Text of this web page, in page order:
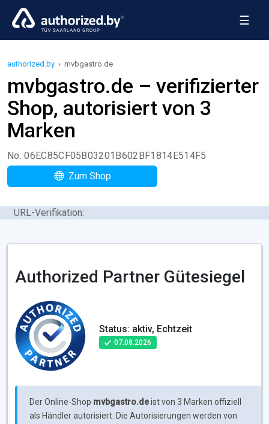
☰
authorized.by › mvbgastro.de
mvbgastro.de – verifizierter
Shop, autorisiert von 3
Marken
No. 06EC85CF05B03201B602BF1814E514F5
Zum Shop
URL-Verifikation:
Authorized Partner Gütesiegel
Status: aktiv, Echtzeit
07.08.2026
Der Online-Shop mvbgastro.deist von 3 Marken offiziell
als Händler autorisiert. Die Autorisierungen werden von